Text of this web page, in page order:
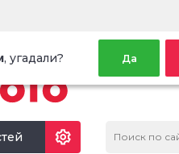
, угадали? Да
отдыха